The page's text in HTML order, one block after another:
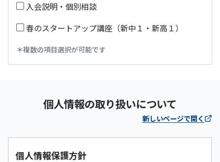
入会説明・個別相談
春のスタートアップ講座（新中１・新高１）
複数の項目選択が可能です
個人情報の取り扱いについて
新しいページで開く
個人情報保護方針